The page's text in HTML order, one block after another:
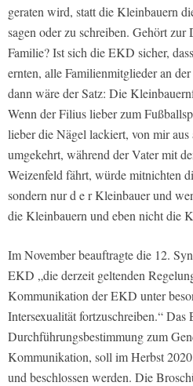
geraten wird, statt die Kleinbauern
sagen oder zu schreiben. Gehört
Familie? Ist sich die EKD sicher,
ernten, alle Familienmitglieder an
dann wäre der Satz: Die
Wenn der Filius lieber zum
lieber die Nägel lackiert, von mir aus
umgekehrt, während der Vater mit
Weizenfeld fährt, würde mitnichten
sondern nur d e r Kleinbauer und
die Kleinbauern und eben nicht die
Im November beauftragte die 12.
EKD „die derzeit geltenden
Kommunikation der EKD unter
Intersexualität fortzuschreiben.“ Das
Durchführungsbestimmung zum
Kommunikation, soll im Herbst
und beschlossen werden. Die